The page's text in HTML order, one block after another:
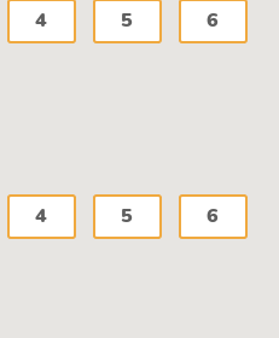
4 5 6
4 5 6